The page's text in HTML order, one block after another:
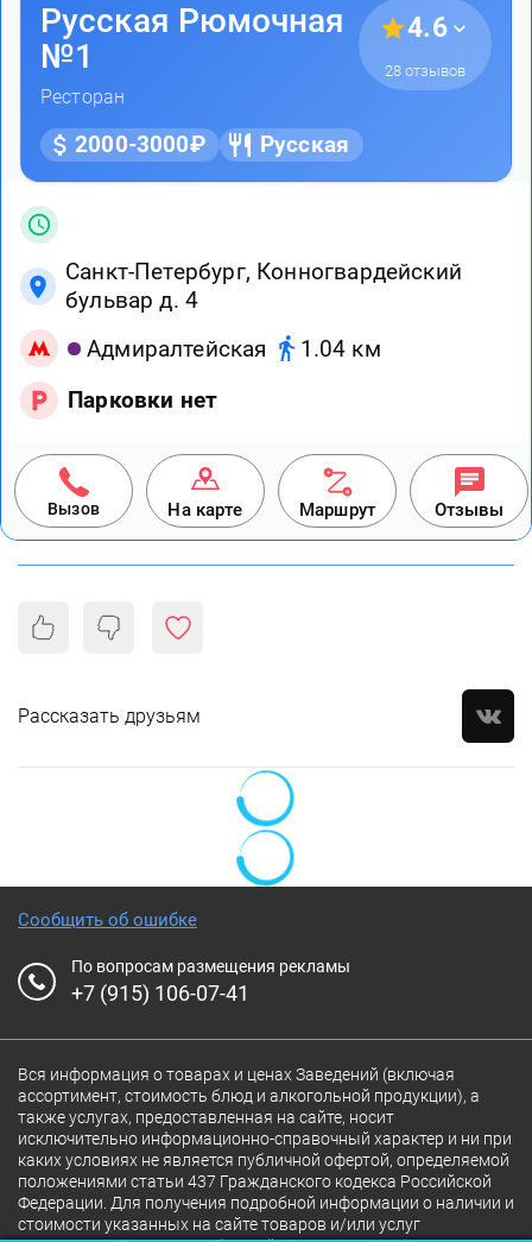
Русская Рюмочная
№1
Ресторан
4.6
28 отзывов
2000-3000₽ Русская
Санкт-Петербург, Конногвардейский
бульвар д. 4
Адмиралтейская
1.04 км
Парковки нет
Вызов На карте Маршрут Отзывы
Рассказать друзьям
Сообщить об ошибке
По вопросам размещения рекламы
+7 (915) 106-07-41
Вся информация о товарах и ценах Заведений (включая
ассортимент, стоимость блюд и алкогольной продукции), а
также услугах, предоставленная на сайте, носит
исключительно информационно-справочный характер и ни при
каких условиях не является публичной офертой, определяемой
положениями статьи 437 Гражданского кодекса Российской
Федерации. Для получения подробной информации о наличии и
стоимости указанных на сайте товаров и/или услуг